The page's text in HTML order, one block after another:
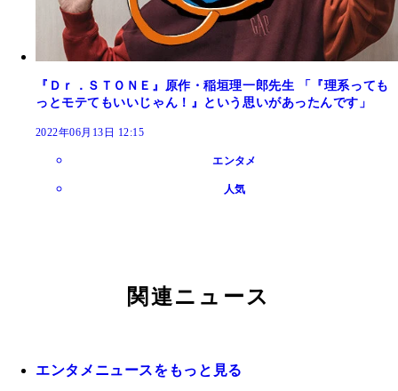
『Ｄｒ．ＳＴＯＮＥ』原作・稲垣理一郎先生 「『理系っても
っとモテてもいいじゃん！』という思いがあったんです」
2022年06月13日 12:15
エンタメ
人気
関連ニュース
エンタメニュースをもっと見る